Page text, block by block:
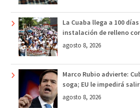
La Cuaba llega a 100
instalación de relleno
agosto 8, 2026
Marco Rubio advierte:
soga; EU le impedirá
agosto 8, 2026